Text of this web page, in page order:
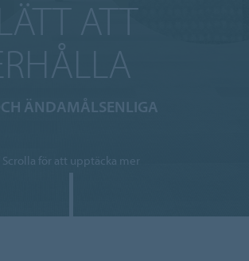
ATT
ÄNDAMÅLSENLIGA
Scrolla för att upptäcka mer